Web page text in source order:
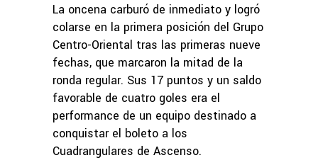
La oncena carburó de inmediato y logró
colarse en la primera posición del Grupo
Centro-Oriental tras las primeras nueve
fechas, que marcaron la mitad de la
ronda regular. Sus 17 puntos y un saldo
favorable de cuatro goles era el
performance de un equipo destinado a
conquistar el boleto a los
Cuadrangulares de Ascenso.